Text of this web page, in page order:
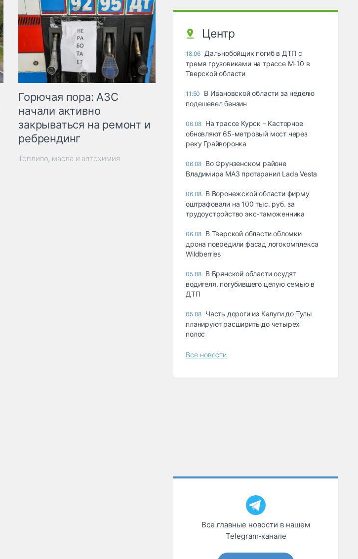
Горючая пора: АЗС
начали активно
закрываться на ремонт и
ребрендинг
Топливо, масла и автохимия
Центр
18:06 Дальнобойщик погиб в ДТП с
тремя грузовиками на трассе М-10 в
Тверской области
11:50
В Ивановской области за неделю
подешевел бензин
06.08 На трассе Курск – Касторное
обновляют 65-метровый мост через
реку Грайворонка
06.08 Во Фрунзенском районе
Владимира МАЗ протаранил Lada Vesta
06.08 В Воронежской области фирму
оштрафовали на 100 тыс. руб. за
трудоустройство экс-таможенника
06.08 В Тверской области обломки
дрона повредили фасад логокомплекса
Wildberries
05.08 В Брянской области осудят
водителя, погубившего целую семью в
ДТП
05.08 Часть дороги из Калуги до Тулы
планируют расширить до четырех
полос
Все новости
Все главные новости в нашем
Telegram‑канале